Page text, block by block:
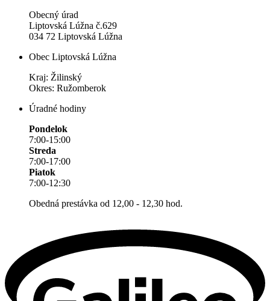
Obecný úrad
Liptovská Lúžna č.629
034 72 Liptovská Lúžna
Obec Liptovská Lúžna
Kraj: Žilinský
Okres: Ružomberok
Úradné hodiny
Pondelok
7:00-15:00
Streda
7:00-17:00
Piatok
7:00-12:30
Obedná prestávka od 12,00 - 12,30 hod.